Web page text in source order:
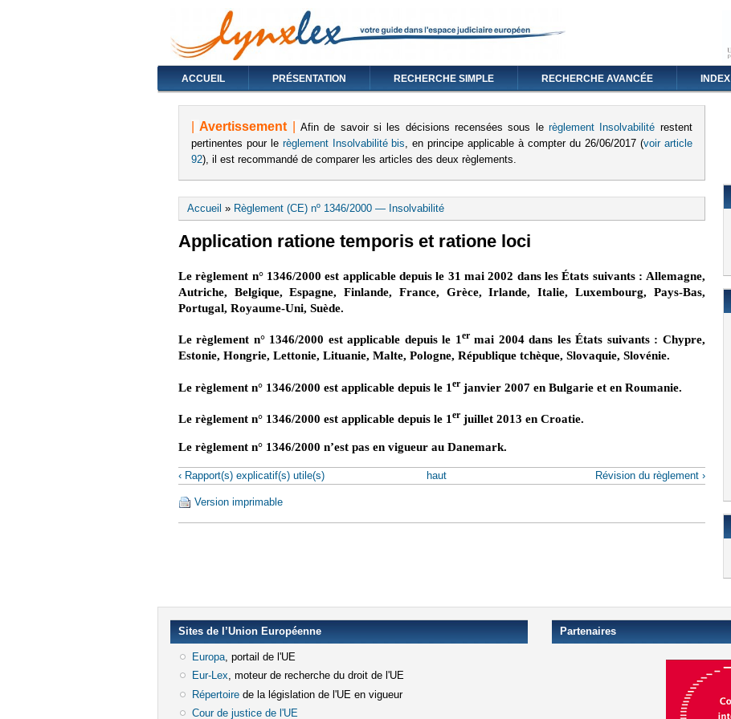
ACCUEIL PRÉSENTATION RECHERCHE SIMPLE RECHERCHE AVANCÉE INDEX
|Avertissement Afin de savoir si les décisions recensées sous le règlement Insolvabilité restent
pertinentes pour le règlement Insolvabilité bis, en principe applicable à compter du 26/06/2017 (voir article
92), il est recommandé de comparer les articles des deux règlements.
Vous êtes ici
Accueil » Règlement (CE) nº 1346/2000 — Insolvabilité
Application ratione temporis et ratione loci
Le règlement n° 1346/2000 est applicable depuis le 31 mai 2002 dans les États suivants : Allemagne,
Autriche, Belgique, Espagne, Finlande, France, Grèce, Irlande, Italie, Luxembourg, Pays-Bas,
Portugal, Royaume-Uni, Suède.
Le règlement n° 1346/2000 est applicable depuis le 1 ermai 2004 dans les États suivants : Chypre,
Estonie, Hongrie, Lettonie, Lituanie, Malte, Pologne, République tchèque, Slovaquie, Slovénie.
Le règlement n° 1346/2000 est applicable depuis le 1 er janvier 2007 en Bulgarie et en Roumanie.
Le règlement n° 1346/2000 est applicable depuis le 1 er juillet 2013 en Croatie.
Le règlement n° 1346/2000 n’est pas en vigueur au Danemark.
‹ Rapport(s) explicatif(s) utile(s) haut Révision du règlement ›
Version imprimable
Sites de l’Union Européenne
Europa(le lien est externe)
, portail de l'UE
Eur-Lex(le lien est externe)
, moteur de recherche du droit de l'UE
Répertoire(le lien est externe)
de la législation de l'UE en vigueur
Cour de justice de l'UE
Partenaires